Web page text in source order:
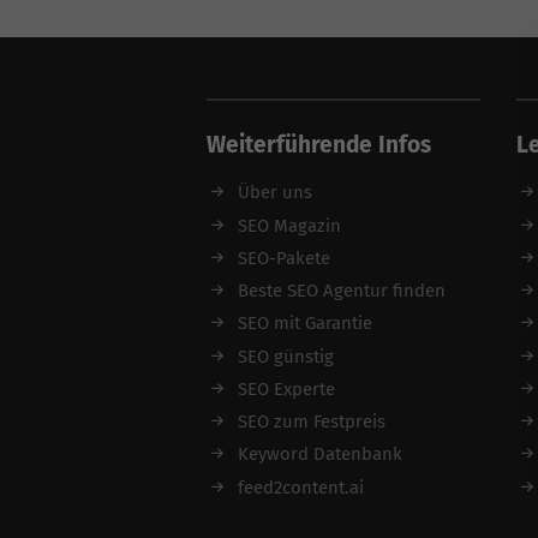
Weiterführende Infos
Über uns
SEO Magazin
SEO-Pakete
Beste SEO Agentur finden
SEO mit Garantie
SEO günstig
SEO Experte
SEO zum Festpreis
Keyword Datenbank
feed2content.ai